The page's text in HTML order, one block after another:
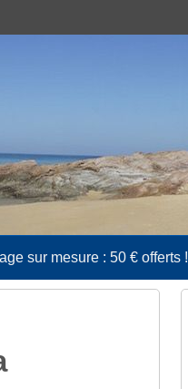
sur mesure : 50 € offerts !